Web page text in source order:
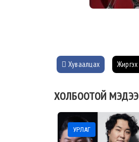
Хуваалцах Жиргэх
ХОЛБООТОЙ МЭДЭЭ
УРЛАГ